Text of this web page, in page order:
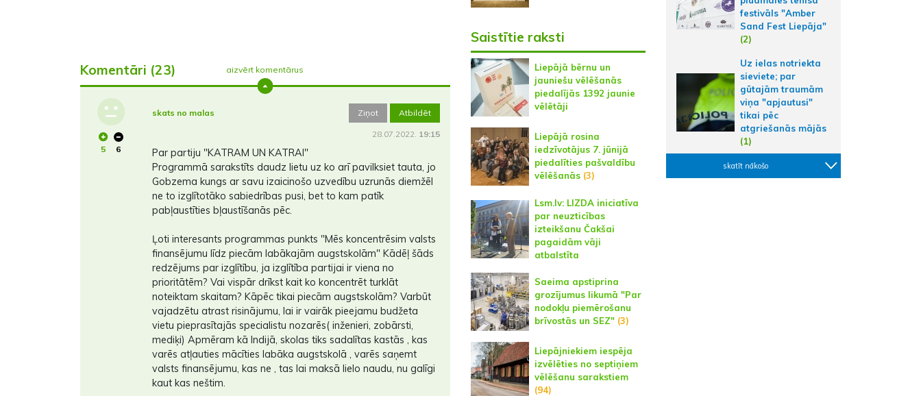
Komentāri (23) aizvērt komentārus
5 6
skats no malas Ziņot Atbildēt
28.07.2022. 19:15
Par partiju "KATRAM UN KATRAI"
Programmā sarakstīts daudz lietu uz ko arī pavilksiet tauta, jo
Gobzema kungs ar savu izaicinošo uzvedību uzrunās diemžēl
ne to izglītotāko sabiedrības pusi, bet to kam patīk
pabļaustīties bļaustīšanās pēc.
Ļoti interesants programmas punkts "Mēs koncentrēsim valsts
finansējumu līdz piecām labākajām augstskolām" Kādēļ šāds
redzējums par izglītību, ja izglītība partijai ir viena no
prioritātēm? Vai vispār drīkst kait ko koncentrēt turklāt
noteiktam skaitam? Kāpēc tikai piecām augstskolām? Varbūt
vajadzētu atrast risinājumu, lai ir vairāk pieejamu budžeta
vietu pieprasītajās specialistu nozarēs( inženieri, zobārsti,
mediķi) Apmēram kā Indijā, skolas tiks sadalītas kastās , kas
varēs atļauties mācīties labāka augstskolā , varēs saņemt
valsts finansējumu, kas ne , tas lai maksā lielo naudu, nu galīgi
kaut kas neštim.
Saistītie raksti
Liepājā bērnu un
jauniešu vēlēšanās
piedalījās 1392 jaunie
vēlētāji
Liepājā rosina
iedzīvotājus 7. jūnijā
piedalīties pašvaldību
vēlēšanās(3)
Lsm.lv: LIZDA iniciatīva
par neuzticības
izteikšanu Čakšai
pagaidām vāji
atbalstīta
Saeima apstiprina
grozījumus likumā "Par
nodokļu piemērošanu
brīvostās un SEZ"(3)
Liepājniekiem iespēja
izvēlēties no septiņiem
vēlēšanu sarakstiem
(94)
festivāls "Amber
Sand Fest Liepāja"
(2)
Uz ielas notriekta
sieviete; par
gūtajām traumām
viņa "apjautusi"
tikai pēc
atgriešanās mājās
(1)
skatīt nākošo